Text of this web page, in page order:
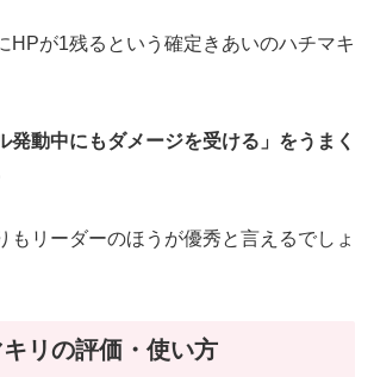
HPが1残るという確定きあいのハチマキ
発動中にもダメージを受ける」をうまく
もリーダーのほうが優秀と言えるでしょ
リの評価・使い方